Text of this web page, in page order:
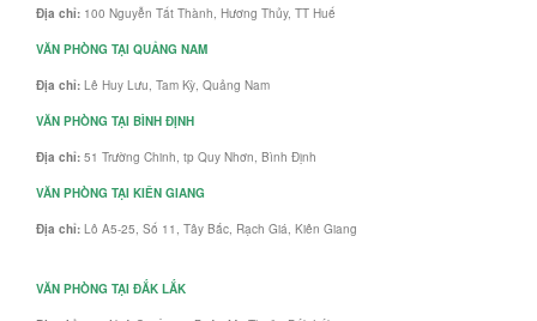
Địa chỉ: 100 Nguyễn Tất Thành, Hương Thủy, TT Huế
VĂN PHÒNG TẠI QUẢNG NAM
Địa chỉ: Lê Huy Lưu, Tam Kỳ, Quảng Nam
VĂN PHÒNG TẠI BÌNH ĐỊNH
Địa chỉ: 51 Trường Chinh, tp Quy Nhơn, Bình Định
VĂN PHÒNG TẠI KIÊN GIANG
Địa chỉ: Lô A5-25, Số 11, Tây Bắc, Rạch Giá, Kiên Giang
VĂN PHÒNG TẠI ĐẮK LẮK